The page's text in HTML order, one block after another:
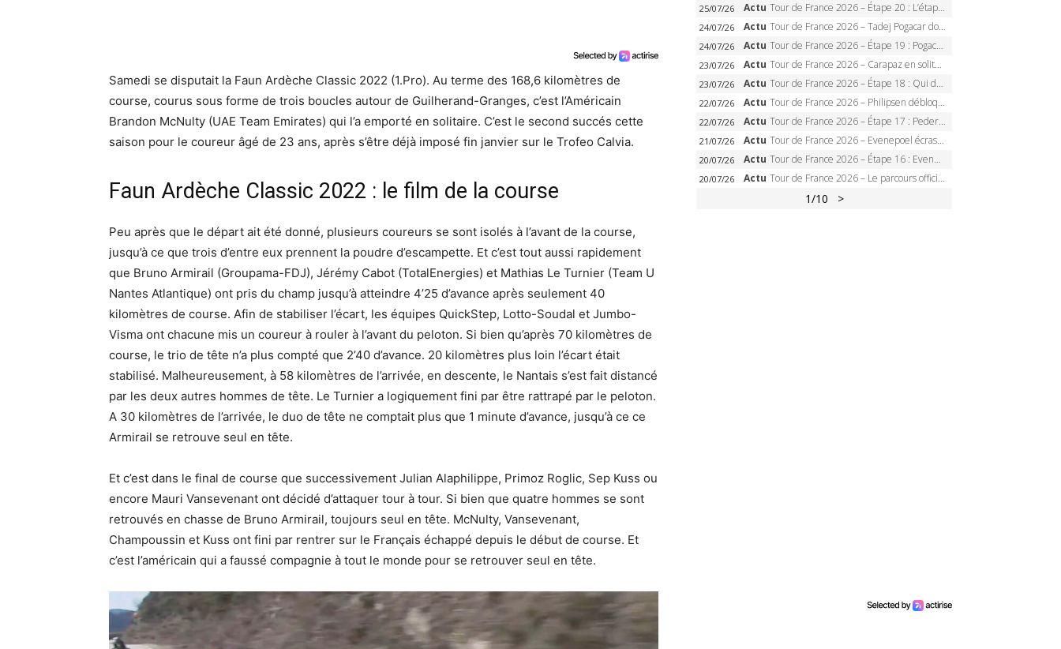
Samedi se disputait la Faun Ardèche Classic 2022 (1.Pro). Au terme des 168,6 kilomètres de
course, courus sous forme de trois boucles autour de Guilherand-Granges, c’est l’Américain
Brandon McNulty (UAE Team Emirates) qui l’a emporté en solitaire. C’est le second succés cette
saison pour le coureur âgé de 23 ans, après s’être déjà imposé fin janvier sur le Trofeo Calvia.
Faun Ardèche Classic 2022 : le film de la course
Peu après que le départ ait été donné, plusieurs coureurs se sont isolés à l’avant de la course,
jusqu’à ce que trois d’entre eux prennent la poudre d’escampette. Et c’est tout aussi rapidement
que Bruno Armirail (Groupama-FDJ), Jérémy Cabot (TotalEnergies) et Mathias Le Turnier (Team U
Nantes Atlantique) ont pris du champ jusqu’à atteindre 4’25 d’avance après seulement 40
kilomètres de course. Afin de stabiliser l’écart, les équipes QuickStep, Lotto-Soudal et Jumbo-
Visma ont chacune mis un coureur à rouler à l’avant du peloton. Si bien qu’après 70 kilomètres de
course, le trio de tête n’a plus compté que 2’40 d’avance. 20 kilomètres plus loin l’écart était
stabilisé. Malheureusement, à 58 kilomètres de l’arrivée, en descente, le Nantais s’est fait distancé
par les deux autres hommes de tête. Le Turnier a logiquement fini par être rattrapé par le peloton.
A 30 kilomètres de l’arrivée, le duo de tête ne comptait plus que 1 minute d’avance, jusqu’à ce ce
Armirail se retrouve seul en tête.
Et c’est dans le final de course que successivement Julian Alaphilippe, Primoz Roglic, Sep Kuss ou
encore Mauri Vansevenant ont décidé d’attaquer tour à tour. Si bien que quatre hommes se sont
retrouvés en chasse de Bruno Armirail, toujours seul en tête. McNulty, Vansevenant,
Champoussin et Kuss ont fini par rentrer sur le Français échappé depuis le début de course. Et
c’est l’américain qui a faussé compagnie à tout le monde pour se retrouver seul en tête.
25/07/26 Actu Tour de France 2026 – Étape 20 : L’étape reine, Galibier, Sarenne, Alpe d’Huez, qui succédera à Pogacar ?
24/07/26 Actu Tour de France 2026 – Tadej Pogacar dompte l’Alpe d’Huez, 5e victoire, record de Pantani pulvérisé
24/07/26 Actu Tour de France 2026 – Étape 19 : Pogacar peut-il enfin dompter l’Alpe d’Huez ?
23/07/26 Actu Tour de France 2026 – Carapaz en solitaire à Orcières-Merlette, Paret-Peintre à un point du maillot à pois
23/07/26 Actu Tour de France 2026 – Étape 18 : Qui domptera Orcières-Merlette, première marche vers l’Alpe d’Huez ?
22/07/26 Actu Tour de France 2026 – Philipsen débloque son compteur à Voiron, Pedersen en danger pour le maillot vert
22/07/26 Actu Tour de France 2026 – Étape 17 : Pedersen peut-il verrouiller le maillot vert à Voiron ?
21/07/26 Actu Tour de France 2026 – Evenepoel écrase le chrono d’Évian, Seixas 4e, Lipowitz abandonne
20/07/26 Actu Tour de France 2026 – Étape 16 : Evenepoel, Pogacar, Ganna… qui domptera le chrono d’Évian pour redessiner le podium ?
20/07/26 Actu Tour de France 2026 – Le parcours officiel complet : 21 étapes, profils, carte et dates
1/10 >